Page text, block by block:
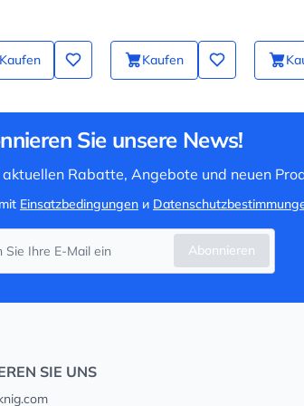
Kaufen Kaufen
Sie unsere News!
aktuellen Rabatte, Angebote und neuen
Einsatzbedingungen и
Abonnieren
SIE UNS